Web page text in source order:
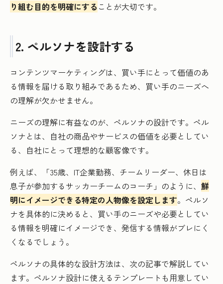
り組む目的を明確にする ことが大切です。
2. ペルソナを設計する
コンテンツマーケティングは、買い手にとって価値のあ
る情報を届ける取り組みであるため、買い手のニーズへ
の理解が欠かせません。
ニーズの理解に有益なのが、ペルソナの設計です。ペル
ソナとは、自社の商品やサービスの価値を必要としてい
る、自社にとって理想的な顧客像です。
例えば、「35歳、IT企業勤務、チームリーダー、休日は
息子が参加するサッカーチームのコーチ」のように、 鮮
明にイメージできる特定の人物像を設定します。ペルソ
ナを具体的に決めると、買い手のニーズや必要としてい
る情報を明確にイメージでき、発信する情報がブレにく
くなるでしょう。
ペルソナの具体的な設計方法は、次の記事で解説してい
ます。ペルソナ設計に使えるテンプレートも用意してい